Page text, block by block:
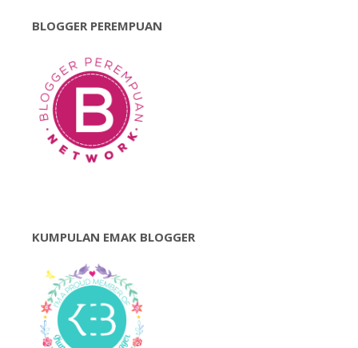
BLOGGER PEREMPUAN
KUMPULAN EMAK BLOGGER